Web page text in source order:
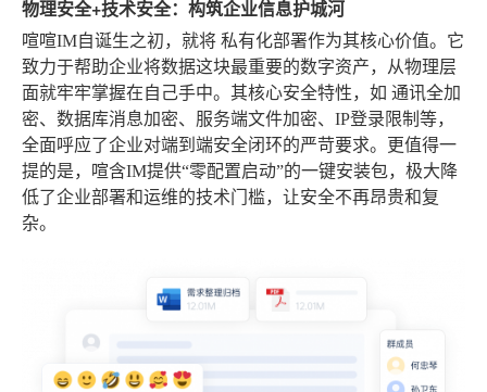
物理安全+技术安全：构筑企业信息护城河
喧喧IM自诞生之初，就将 私有化部署作为其核心价值。它
致力于帮助企业将数据这块最重要的数字资产，从物理层
面就牢牢掌握在自己手中。其核心安全特性，如 通讯全加
密、数据库消息加密、服务端文件加密、IP登录限制 等，
全面呼应了企业对端到端安全闭环的严苛要求。更值得一
提的是，喧含IM提供“零配置启动”的一键安装包，极大降
低了企业部署和运维的技术门槛，让安全不再昂贵和复
杂。